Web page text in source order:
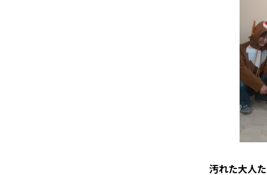
汚れた大人